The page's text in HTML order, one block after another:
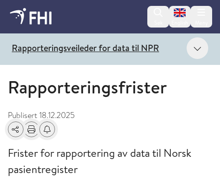
Change
Rapporteringsveileder for data til NPR Vis
Rapporteringsfrister
Publisert18.12.2025
Del Skriv utFå varsel om endringer
Frister for rapportering av data til Norsk
pasientregister